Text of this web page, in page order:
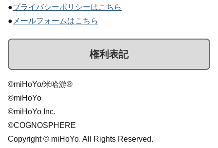
●プライバシーポリシーはこちら
● メールフォームはこちら
権利表記
©miHoYo/米哈游®
©miHoYo
©miHoYo Inc.
©COGNOSPHERE
Copyright © miHoYo. All Rights Reserved.